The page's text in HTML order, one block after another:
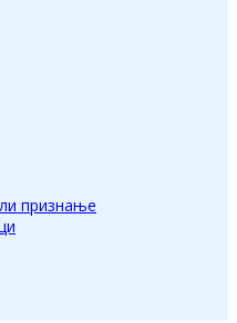
признање